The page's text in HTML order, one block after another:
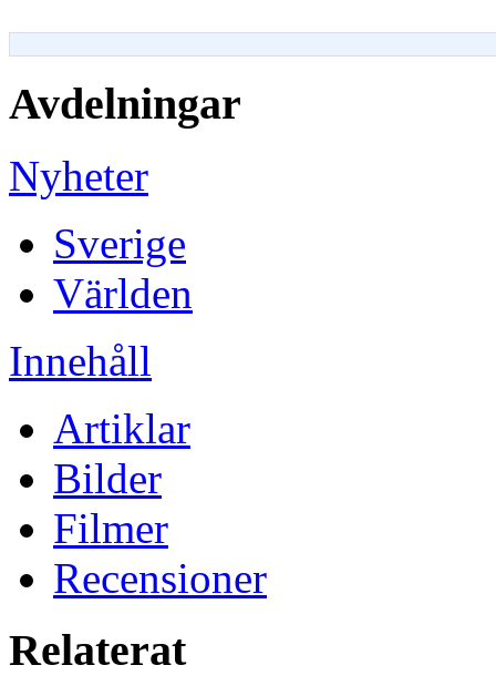
Avdelningar
Nyheter
Sverige
Världen
Innehåll
Artiklar
Bilder
Filmer
Recensioner
Relaterat